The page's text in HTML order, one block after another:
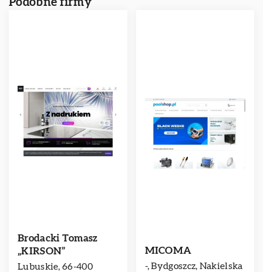
Podobne firmy
Brodacki Tomasz
„KIRSON”
Lubuskie, 66-400
MICOMA
-, Bydgoszcz, Nakielska